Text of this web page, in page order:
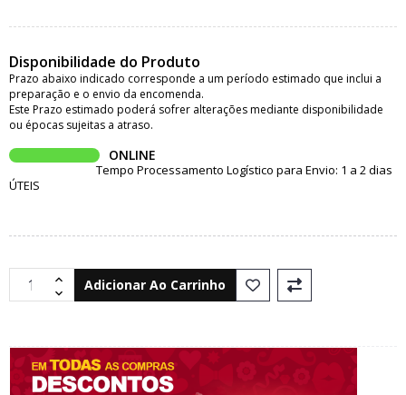
Disponibilidade do Produto
Prazo abaixo indicado corresponde a um período estimado que inclui a
preparação e o envio da encomenda.
Este Prazo estimado poderá sofrer alterações mediante disponibilidade
ou épocas sujeitas a atraso.
ONLINE
Tempo Processamento Logístico para Envio: 1 a 2 dias
ÚTEIS
Adicionar Ao Carrinho